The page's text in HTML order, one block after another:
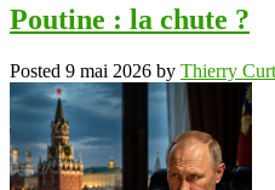
Poutine : la chute ?
Posted 9 mai 2026 by Thierry